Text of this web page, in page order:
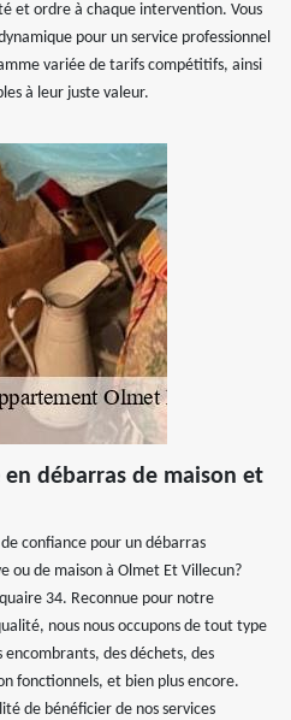
et ordre à chaque intervention. Vous
pour un service professionnel
variée de tarifs compétitifs, ainsi
à leur juste valeur.
débarras de maison et
confiance pour un débarras
ou de maison à Olmet Et Villecun?
34. Reconnue pour notre
nous nous occupons de tout type
des déchets, des
fonctionnels, et bien plus encore.
de bénéficier de nos services